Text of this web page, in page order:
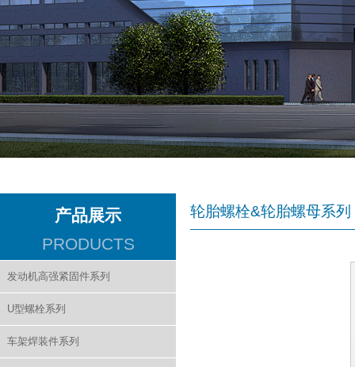
产品展示
PRODUCTS
发动机高强紧固件系列
U型螺栓系列
车架焊装件系列
轮胎螺栓&轮胎螺母系列